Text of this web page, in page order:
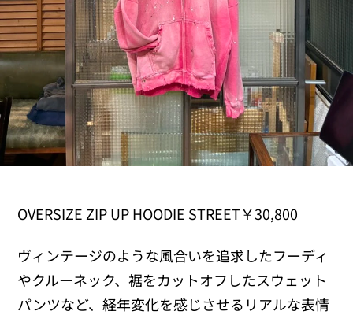
OVERSIZE ZIP UP HOODIE STREET￥30,800
ヴィンテージのような風合いを追求したフーディ
やクルーネック、裾をカットオフしたスウェット
パンツなど、経年変化を感じさせるリアルな表情